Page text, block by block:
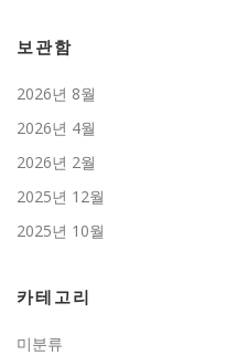
보관함
2026년 8월
2026년 4월
2026년 2월
2025년 12월
2025년 10월
카테고리
미분류